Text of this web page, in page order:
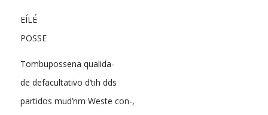
EÍLÉ
POSSE
Tombupossena qualida-
de defacultativo d’tih dds
partidos mud’nm Weste con-,